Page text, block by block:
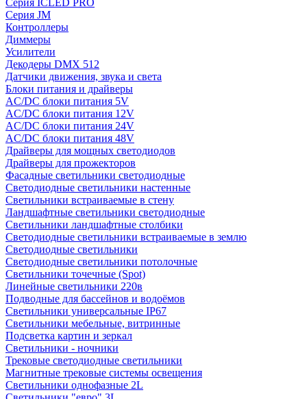
Серия ICLED PRO
Серия JM
Контроллеры
Диммеры
Усилители
Декодеры DMX 512
Датчики движения, звука и света
Блоки питания и драйверы
AC/DC блоки питания 5V
AC/DC блоки питания 12V
AC/DC блоки питания 24V
AC/DC блоки питания 48V
Драйверы для мощных светодиодов
Драйверы для прожекторов
Фасадные светильники светодиодные
Светодиодные светильники настенные
Светильники встраиваемые в стену
Ландшафтные светильники светодиодные
Светильники ландшафтные столбики
Светодиодные светильники встраиваемые в землю
Светодиодные светильники
Светодиодные светильники потолочные
Светильники точечные (Spot)
Линейные светильники 220в
Подводные для бассейнов и водоёмов
Светильники универсальные IP67
Светильники мебельные, витринные
Подсветка картин и зеркал
Светильники - ночники
Трековые светодиодные светильники
Магнитные трековые системы освещения
Светильники однофазные 2L